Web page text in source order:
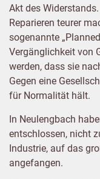
Akt des
Reparieren teurer
sogenannte
Vergänglichkeit von
werden, dass sie
Gegen eine
für Normalität hält.
In Neulengbach
entschlossen, nicht
Industrie, auf das
angefangen.